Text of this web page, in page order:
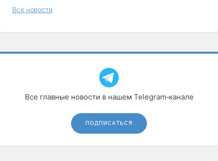
Все новости
Все главные новости в нашем Telegram‑канале
ПОДПИСАТЬСЯ